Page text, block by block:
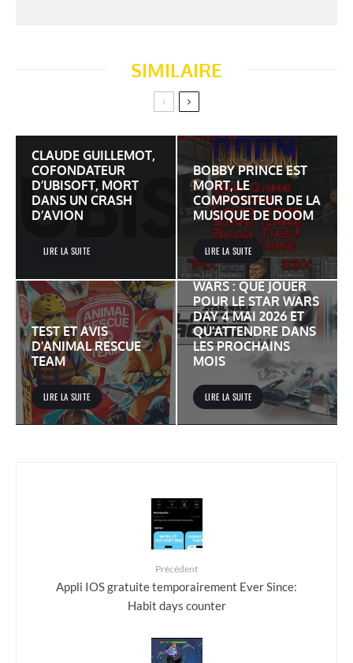
SIMILAIRE
CLAUDE GUILLEMOT,
COFONDATEUR
D’UBISOFT, MORT
DANS UN CRASH
D’AVION
LIRE LA SUITE
BOBBY PRINCE EST
MORT, LE
COMPOSITEUR DE LA
MUSIQUE DE DOOM
LIRE LA SUITE
TEST ET AVIS
D’ANIMAL RESCUE
TEAM
LIRE LA SUITE
JEUX VIDÉO STAR
WARS : QUE JOUER
POUR LE STAR WARS
DAY 4 MAI 2026 ET
QU’ATTENDRE DANS
LES PROCHAINS
MOIS
LIRE LA SUITE
Précédent
Appli IOS gratuite temporairement Ever Since:
Habit days counter